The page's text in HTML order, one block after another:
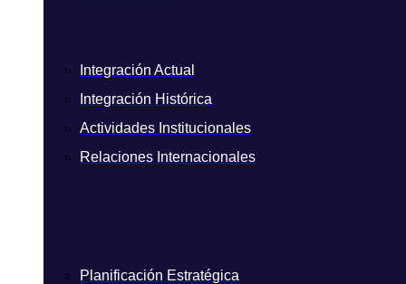
Integración Actual
Integración Histórica
Actividades Institucionales
Relaciones Internacionales
Planificación Estratégica